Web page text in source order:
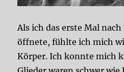
Als ich das erste Mal
öffnete, fühlte ich mich
Körper. Ich konnte mich